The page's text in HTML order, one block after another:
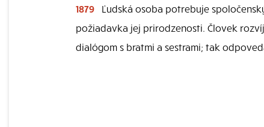
1879 Ľudská osoba potrebuje
požiadavka jej prirodzenosti. Človek
dialógom s bratmi a sestrami; tak